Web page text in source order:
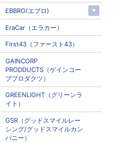
EBBRO(エブロ)
EraCar（エラカー）
First43（ファースト43）
GAINCORP
PRODDUCTS（ゲインコー
ププロダクツ）
GREENLIGHT（グリーンラ
イト）
GSR（グッドスマイルレー
シング/グッドスマイルカン
パニー）